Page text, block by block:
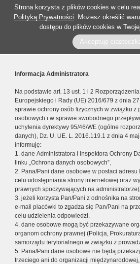
Strona korzysta z plików cookies w celu
Polityką Prywatności. Możesz określić
dostępu do plików cookies w
Akceptuję
Informacja Administratora
Na podstawie art. 13 ust. 1 i 2
Europejskiego i Rady (UE) 2016/679 z dnia
sprawie ochrony osób fizycznych w związku z
osobowych i w sprawie swobodnego
uchylenia dyrektywy 95/46/WE (ogólne
danych), Dz. U. UE. L. 2016.119.1 z dnia 4
informuję:
1. dane Administratora i Inspektora Ochrony
linku „Ochrona danych osobowych”,
2. Pana/Pani dane osobowe w postaci adresu
celu udostępniania strony internetowej oraz
prawnych spoczywających na
3. jeżeli korzysta Pan/Pani z odnośnika na
e-mail placówki to zgadza się Pan/Pani na
celu udzielenia odpowiedzi,
4. dane osobowe mogą być przekazywane
organom ochrony prawnej (Policja,
samorządu terytorialnego w związku z
5. Pana/Pani dane osobowe nie będą
trzeciego ani do organizacji międzynarodowej,